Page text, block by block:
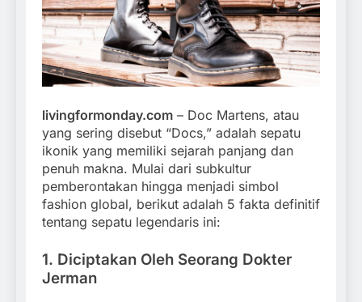
livingformonday.com – Doc Martens, atau
yang sering disebut “Docs,” adalah sepatu
ikonik yang memiliki sejarah panjang dan
penuh makna. Mulai dari subkultur
pemberontakan hingga menjadi simbol
fashion global, berikut adalah 5 fakta definitif
tentang sepatu legendaris ini:
1. Diciptakan Oleh Seorang Dokter
Jerman